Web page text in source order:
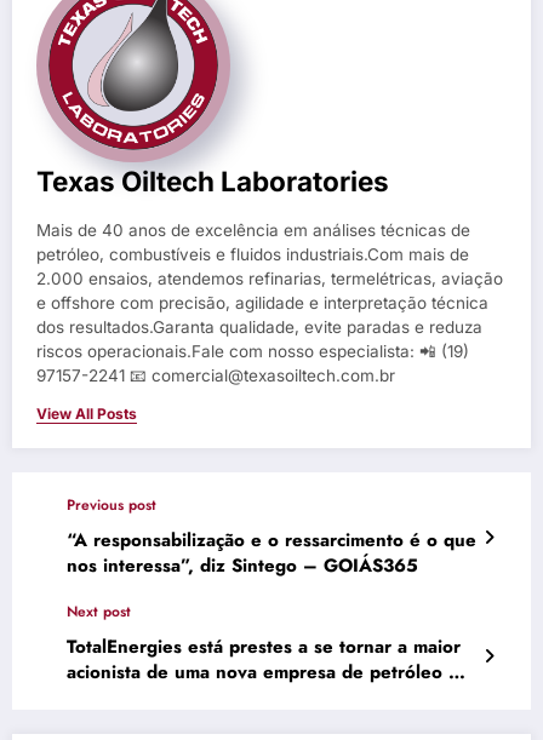
Texas Oiltech Laboratories
Mais de 40 anos de excelência em análises técnicas de
petróleo, combustíveis e fluidos industriais.Com mais de
2.000 ensaios, atendemos refinarias, termelétricas, aviação
e offshore com precisão, agilidade e interpretação técnica
dos resultados.Garanta qualidade, evite paradas e reduza
riscos operacionais.Fale com nosso especialista: 📲 (19)
97157-2241 📧 comercial@texasoiltech.com.br
View All Posts
Previous post
“A responsabilização e o ressarcimento é o que
nos interessa”, diz Sintego – GOIÁS365
Next post
TotalEnergies está prestes a se tornar a maior
acionista de uma nova empresa de petróleo …